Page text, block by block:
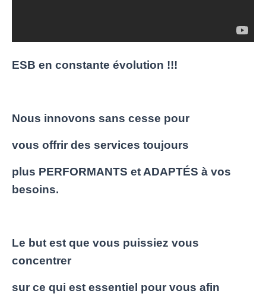
ESB en constante évolution !!!
Nous innovons sans cesse pour
vous offrir des services toujours
plus PERFORMANTS et ADAPTÉS à vos
besoins.
Le but est que vous puissiez vous
concentrer
sur ce qui est essentiel pour vous afin